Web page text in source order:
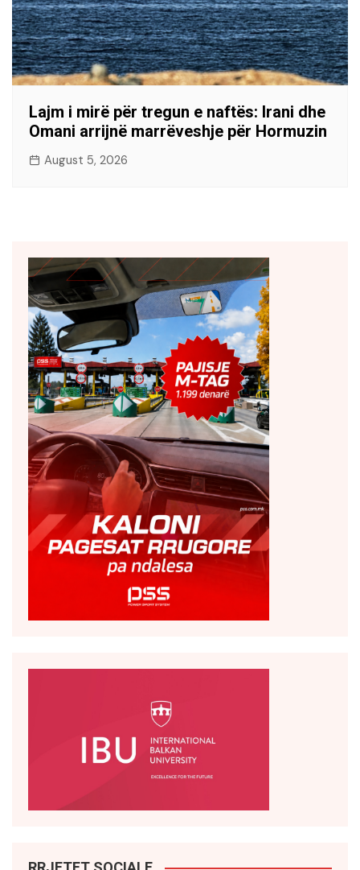
Lajm i mirë për tregun e naftës: Irani dhe
Omani arrijnë marrëveshje për Hormuzin
August 5, 2026